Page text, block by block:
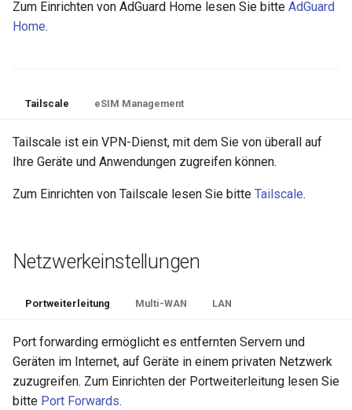
Zum Einrichten von AdGuard Home lesen Sie bitte AdGuard
Home.
Tailscale eSIM Management
Tailscale ist ein VPN-Dienst, mit dem Sie von überall auf
Ihre Geräte und Anwendungen zugreifen können.
Zum Einrichten von Tailscale lesen Sie bitte Tailscale.
Netzwerkeinstellungen
Portweiterleitung Multi-WAN LAN
Port forwarding ermöglicht es entfernten Servern und
Geräten im Internet, auf Geräte in einem privaten Netzwerk
zuzugreifen. Zum Einrichten der Portweiterleitung lesen Sie
bitte Port Forwards.